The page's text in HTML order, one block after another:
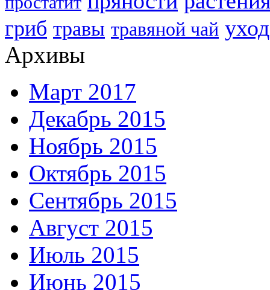
гриб травы травяной чай уход
Архивы
Март 2017
Декабрь 2015
Ноябрь 2015
Октябрь 2015
Сентябрь 2015
Август 2015
Июль 2015
Июнь 2015